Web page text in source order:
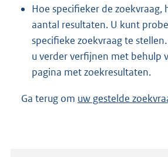
Hoe specifieker de zoekvraag,
aantal resultaten. U kunt
specifieke zoekvraag te
u verder verfijnen met behulp
pagina met zoekresultaten.
Ga terug om uw gestelde